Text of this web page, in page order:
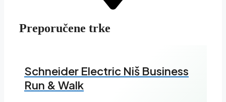
Preporučene trke
Schneider Electric Niš Business
Run & Walk